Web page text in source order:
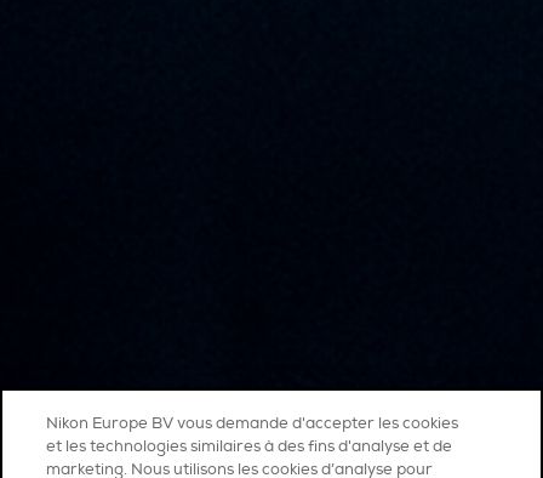
Nikon Europe BV vous demande d'accepter les cookies
et les technologies similaires à des fins d'analyse et de
marketing. Nous utilisons les cookies d’analyse pour